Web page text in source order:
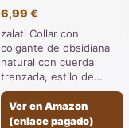
6,99 €
zalati Collar con
colgante de obsidiana
natural con cuerda
trenzada, estilo de…
Ver en Amazon
(enlace pagado)